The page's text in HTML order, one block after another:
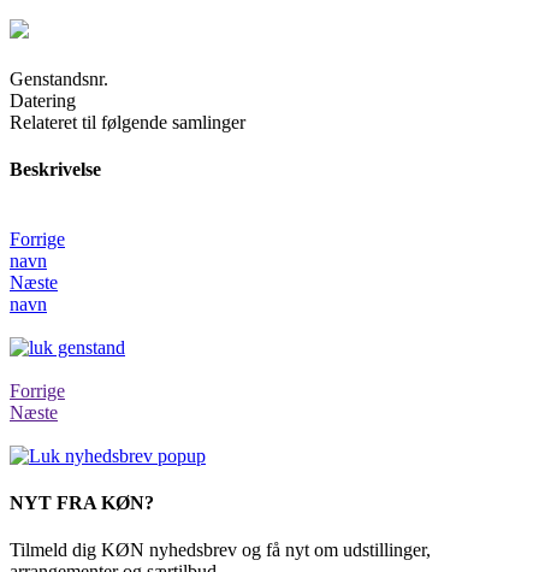
Genstandsnr.
Datering
Relateret til følgende samlinger
Beskrivelse
Forrige
navn
Næste
navn
Forrige
Næste
NYT FRA KØN?
Tilmeld dig KØN nyhedsbrev og få nyt om udstillinger,